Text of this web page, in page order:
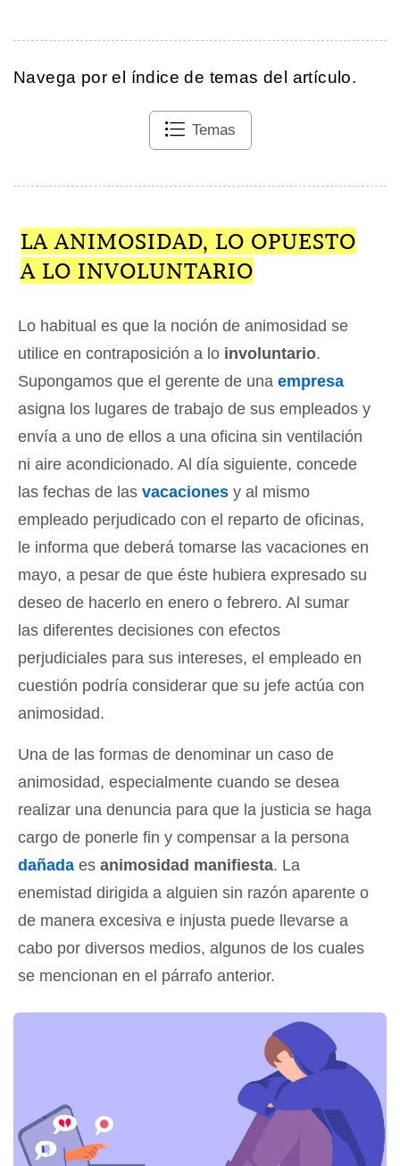
Navega por el índice de temas del artículo.
Temas
LA ANIMOSIDAD, LO OPUESTO
A LO INVOLUNTARIO
Lo habitual es que la noción de animosidad se
utilice en contraposición a lo involuntario.
Supongamos que el gerente de una empresa
asigna los lugares de trabajo de sus empleados y
envía a uno de ellos a una oficina sin ventilación
ni aire acondicionado. Al día siguiente, concede
las fechas de las vacaciones y al mismo
empleado perjudicado con el reparto de oficinas,
le informa que deberá tomarse las vacaciones en
mayo, a pesar de que éste hubiera expresado su
deseo de hacerlo en enero o febrero. Al sumar
las diferentes decisiones con efectos
perjudiciales para sus intereses, el empleado en
cuestión podría considerar que su jefe actúa con
animosidad.
Una de las formas de denominar un caso de
animosidad, especialmente cuando se desea
realizar una denuncia para que la justicia se haga
cargo de ponerle fin y compensar a la persona
dañada es animosidad manifiesta. La
enemistad dirigida a alguien sin razón aparente o
de manera excesiva e injusta puede llevarse a
cabo por diversos medios, algunos de los cuales
se mencionan en el párrafo anterior.